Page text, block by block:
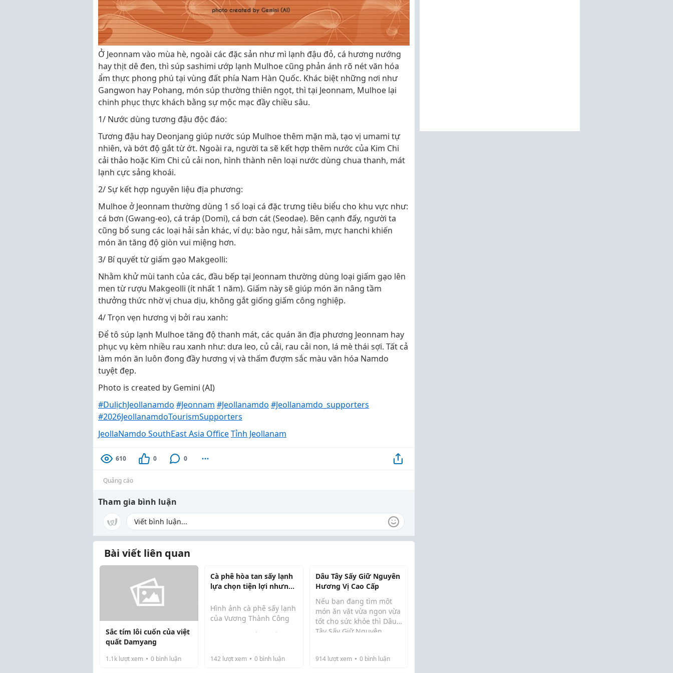
Ở Jeonnam vào mùa hè, ngoài các đặc sản như mì lạnh đậu đỏ, cá hương nướng
hay thịt dê đen, thì súp sashimi ướp lạnh Mulhoe cũng phản ánh rõ nét văn hóa
ẩm thực phong phú tại vùng đất phía Nam Hàn Quốc. Khác biệt những nơi như
Gangwon hay Pohang, món súp thường thiên ngọt, thì tại Jeonnam, Mulhoe lại
chinh phục thực khách bằng sự mộc mạc đầy chiều sâu.
1/ Nước dùng tương đậu độc đáo:
Tương đậu hay Deonjang giúp nước súp Mulhoe thêm mặn mà, tạo vị umami tự
nhiên, và bớt độ gắt từ ớt. Ngoài ra, người ta sẽ kết hợp thêm nước của Kim Chi
cải thảo hoặc Kim Chi củ cải non, hình thành nên loại nước dùng chua thanh, mát
lạnh cực sảng khoái.
2/ Sự kết hợp nguyên liệu địa phương:
Mulhoe ở Jeonnam thường dùng 1 số loại cá đặc trưng tiêu biểu cho khu vực như:
cá bơn (Gwang-eo), cá tráp (Domi), cá bơn cát (Seodae). Bên cạnh đấy, người ta
cũng bổ sung các loại hải sản khác, ví dụ: bào ngư, hải sâm, mực hanchi khiến
món ăn tăng độ giòn vui miệng hơn.
3/ Bí quyết từ giấm gạo Makgeolli:
Nhằm khử mùi tanh của các, đầu bếp tại Jeonnam thường dùng loại giấm gạo lên
men từ rượu Makgeolli (ít nhất 1 năm). Giấm này sẽ giúp món ăn nâng tầm
thưởng thức nhờ vị chua dịu, không gắt giống giấm công nghiệp.
4/ Trọn vẹn hương vị bởi rau xanh:
Để tô súp lạnh Mulhoe tăng độ thanh mát, các quán ăn địa phương Jeonnam hay
phục vụ kèm nhiều rau xanh như: dưa leo, củ cải, rau cải non, lá mè thái sợi. Tất cả
làm món ăn luôn đong đầy hương vị và thấm đượm sắc màu văn hóa Namdo
tuyệt đẹp.
Photo is created by Gemini (AI)
#DulịchJeollanamdo #Jeonnam #Jeollanamdo #Jeollanamdo_supporters
#2026JeollanamdoTourismSupporters
JeollaNamdo SouthEast Asia OfficeTỉnh Jeollanam
610 0 0
Quảng cáo
Tham gia bình luận
Bài viết liên quan
Sắc tím lôi cuốn của việt
quất Damyang
1.1k lượt xem 0 bình luận
Cà phê hòa tan sấy lạnh
lựa chọn tiện lợi nhưng
Hình ảnh cà phê sấy lạnh
của Vương Thành Công
Trong nhịp sống hiện đại
phê không chỉ đơn thuần
là một thức uống mà còn
142 lượt xem 0 bình luận
Dâu Tây Sấy Giữ Nguyên
Hương Vị Cao Cấp
Nếu bạn đang tìm một
món ăn vặt vừa ngon vừa
tốt cho sức khỏe thì Dâu
Tây Sấy Giữ Nguyên
được sấy bằng công
914lượt xem 0bình luận